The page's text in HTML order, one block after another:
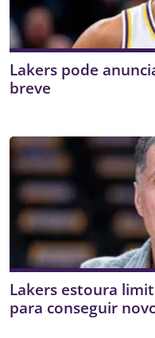
Lakers pode
breve
Lakers estoura
para conseguir